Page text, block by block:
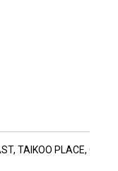
TAIKOO PLACE,